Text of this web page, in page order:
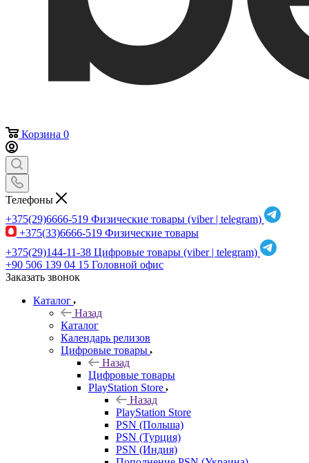
Корзина 0
Телефоны
+375(29)6666-519 Физические товары (viber | telegram)
+375(33)6666-519 Физические товары
+375(29)144-11-38 Цифровые товары (viber | telegram)
+90 506 139 04 15 Головной офис
Заказать звонок
Каталог
Назад
Каталог
Календарь релизов
Цифровые товары
Назад
Цифровые товары
PlayStation Store
Назад
PlayStation Store
PSN (Польша)
PSN (Турция)
PSN (Индия)